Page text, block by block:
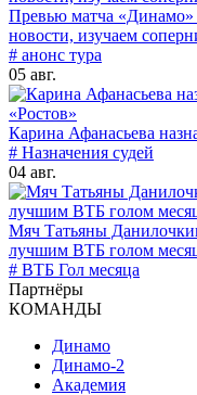
Превью матча «Динамо»
новости, изучаем
# анонс тура
05 авг.
Карина Афанасьева
# Назначения судей
04 авг.
Мяч Татьяны
лучшим ВТБ голом
# ВТБ Гол месяца
Партнёры
КОМАНДЫ
Динамо
Динамо-2
Академия